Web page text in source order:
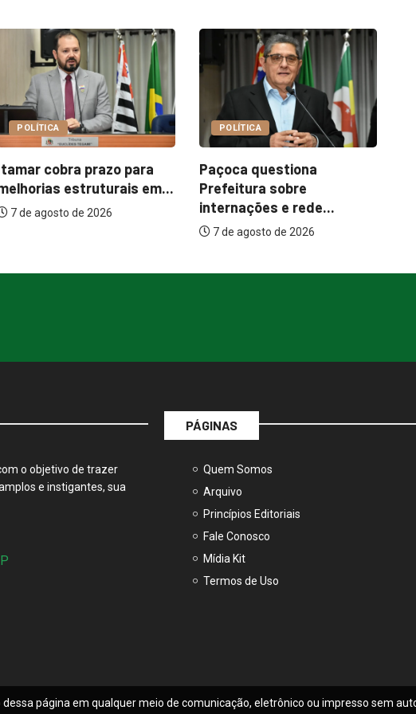
POLÍTICA
Paçoca questiona
Prefeitura sobre
internações e rede...
COTIDIANO
Garimpo Day reúne
brechós, gastronomia e
atrações...
7 de agosto de 2026
o objetivo de trazer
e instigantes, sua
PÁGINAS
Quem Somos
Arquivo
Princípios Editoriais
Fale Conosco
Mídia Kit
Termos de Uso
página em qualquer meio de comunicação, eletrônico ou impresso sem